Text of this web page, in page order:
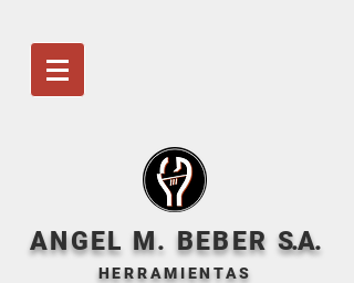
ANGEL M. BEBER S.A.
HERRAMIENTAS